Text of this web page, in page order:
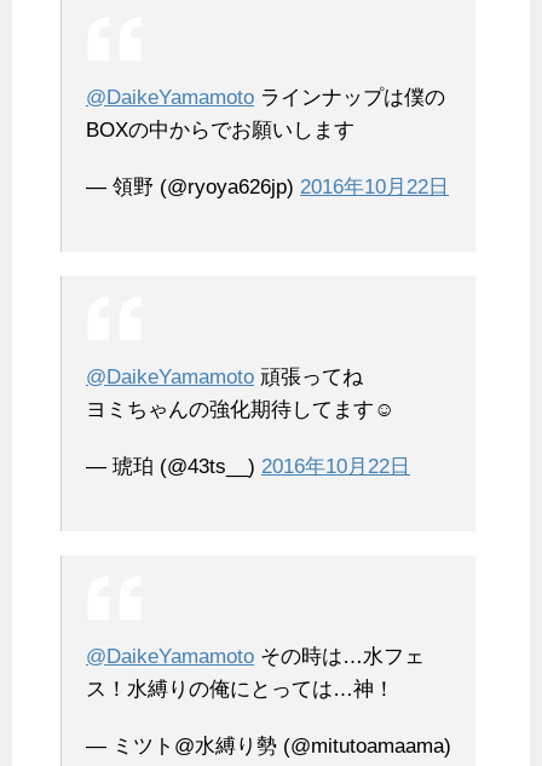
@DaikeYamamoto ラインナップは僕の
BOXの中からでお願いします
— 領野 (@ryoya626jp) 2016年10月22日
@DaikeYamamoto 頑張ってね
ヨミちゃんの強化期待してます☺️
— 琥珀 (@43ts__) 2016年10月22日
@DaikeYamamoto その時は…水フェ
ス！水縛りの俺にとっては…神！
— ミツト@水縛り勢 (@mitutoamaama)